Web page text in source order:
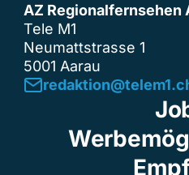
AZ Regionalfernsehen
Tele M1
Neumattstrasse 1
5001 Aarau